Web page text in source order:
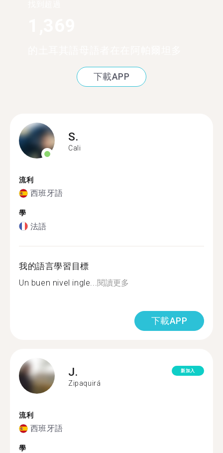
下載APP
S.
Cali
流利
西班牙語
學
法語
我的語言學習目標
Un buen nivel ingle... 閱讀更多
下載APP
J.
Zipaquirá
新加入
流利
西班牙語
學